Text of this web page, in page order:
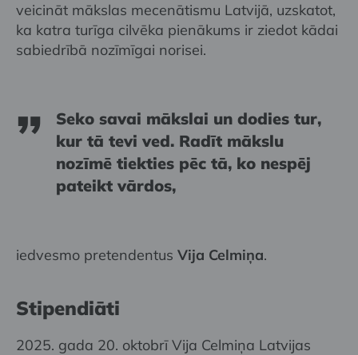
veicināt mākslas mecenātismu Latvijā, uzskatot,
ka katra turīga cilvēka pienākums ir ziedot kādai
sabiedrībā nozīmīgai norisei.
Seko savai mākslai un dodies tur,
kur tā tevi ved. Radīt mākslu
nozīmē tiekties pēc tā, ko nespēj
pateikt vārdos,
iedvesmo pretendentus Vija Celmiņa.
Stipendiāti
2025. gada 20. oktobrī Vija Celmiņa Latvijas